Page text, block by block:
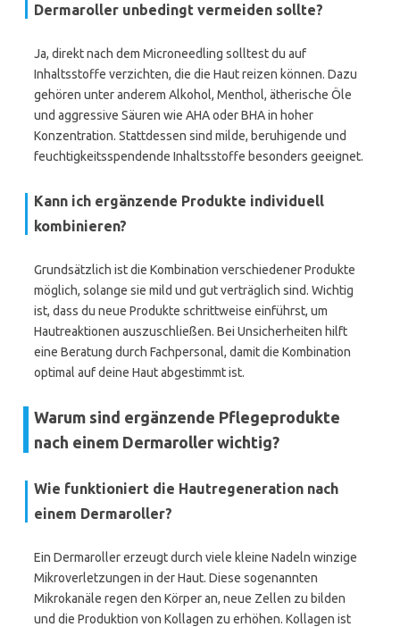
Dermaroller unbedingt vermeiden sollte?
Ja, direkt nach dem Microneedling solltest du auf
Inhaltsstoffe verzichten, die die Haut reizen können. Dazu
gehören unter anderem Alkohol, Menthol, ätherische Öle
und aggressive Säuren wie AHA oder BHA in hoher
Konzentration. Stattdessen sind milde, beruhigende und
feuchtigkeitsspendende Inhaltsstoffe besonders geeignet.
Kann ich ergänzende Produkte individuell
kombinieren?
Grundsätzlich ist die Kombination verschiedener Produkte
möglich, solange sie mild und gut verträglich sind. Wichtig
ist, dass du neue Produkte schrittweise einführst, um
Hautreaktionen auszuschließen. Bei Unsicherheiten hilft
eine Beratung durch Fachpersonal, damit die Kombination
optimal auf deine Haut abgestimmt ist.
Warum sind ergänzende Pflegeprodukte
nach einem Dermaroller wichtig?
Wie funktioniert die Hautregeneration nach
einem Dermaroller?
Ein Dermaroller erzeugt durch viele kleine Nadeln winzige
Mikroverletzungen in der Haut. Diese sogenannten
Mikrokanäle regen den Körper an, neue Zellen zu bilden
und die Produktion von Kollagen zu erhöhen. Kollagen ist